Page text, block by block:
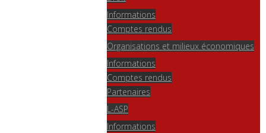
Informations
Comptes rendus
Organisations et milieux économiques
Informations
Comptes rendus
Partenaires
L-ASP
Informations